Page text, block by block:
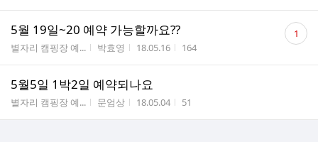
5월 19일~20 예약 가능할까요??
게시판명
별자리 캠핑장 예... 작성자
박효영 작성시간
18.05.16 조회수
164
댓
글 1
5월5일 1박2일 예약되나요
게시판명
별자리 캠핑장 예... 작성자
문엄상 작성시간
18.05.04 조회수
51